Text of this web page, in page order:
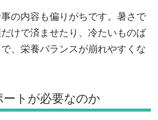
の内容も偏りがちです。暑さで
けで済ませたり、冷たいものば
、栄養バランスが崩れやすくな
トが必要なのか